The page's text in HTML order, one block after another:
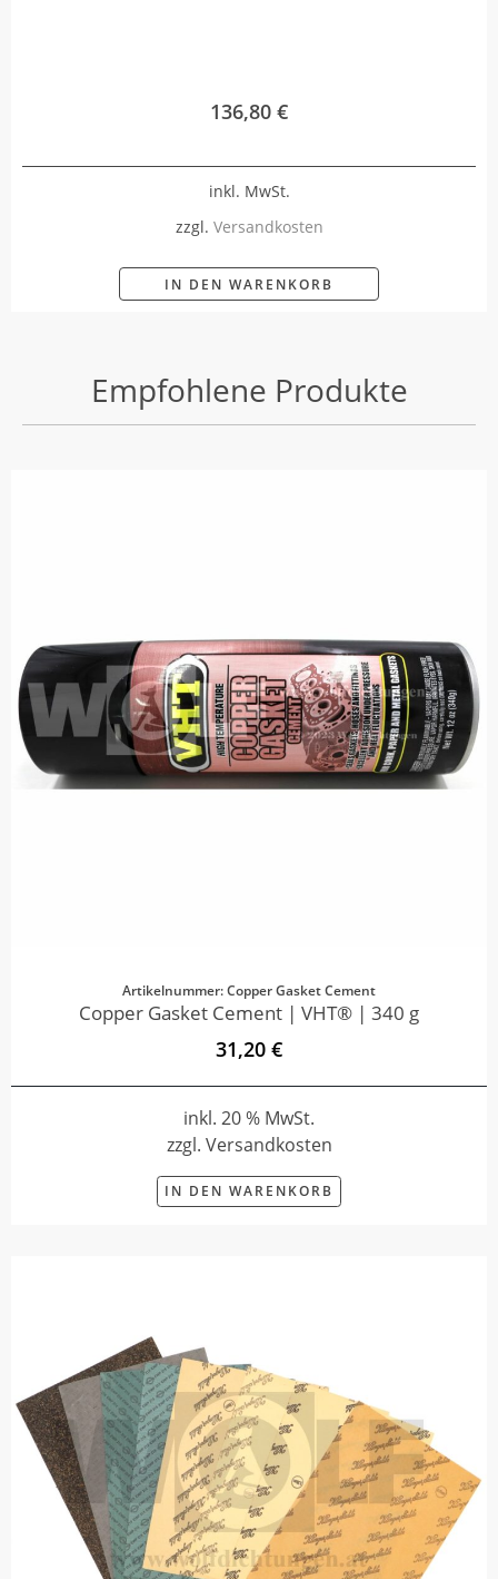
136,80 €
inkl. MwSt.
zzgl. Versandkosten
IN DEN WARENKORB
Empfohlene Produkte
Artikelnummer: Copper Gasket Cement
Copper Gasket Cement | VHT® | 340 g
31,20 €
inkl. 20 % MwSt.
zzgl. Versandkosten
IN DEN WARENKORB